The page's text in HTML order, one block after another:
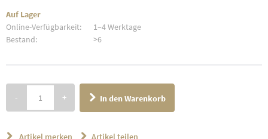
Auf Lager
Online-Verfügbarkeit:
1–4 Werktage
Bestand:
>6
- + In den Warenkorb
Artikel merken Artikel teilen